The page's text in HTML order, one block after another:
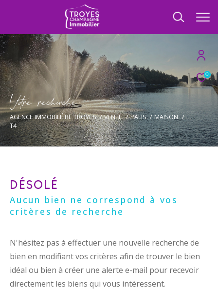
0
Vore recece
AGENCE IMMOBILIÈRE TROYES VENTE PALIS
MAISON
T4
DÉSOLÉ
Aucun bien ne correspond à vos
critères de recherche
N'hésitez pas à effectuer une nouvelle recherche de
bien en modifiant vos critères afin de trouver le bien
idéal ou bien à créer une alerte e-mail pour recevoir
directement les biens qui vous intéressent.